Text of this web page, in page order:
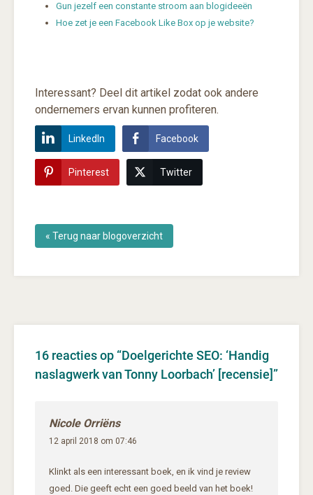
Gun jezelf een constante stroom aan blogideeën
Hoe zet je een Facebook Like Box op je website?
Interessant? Deel dit artikel zodat ook andere
ondernemers ervan kunnen profiteren.
LinkedIn Facebook
Pinterest Twitter
« Terug naar blogoverzicht
16 reacties op “Doelgerichte SEO: ‘Handig
naslagwerk van Tonny Loorbach’ [recensie]”
Nicole Orriëns
12 april 2018 om 07:46
Klinkt als een interessant boek, en ik vind je review
goed. Die geeft echt een goed beeld van het boek!